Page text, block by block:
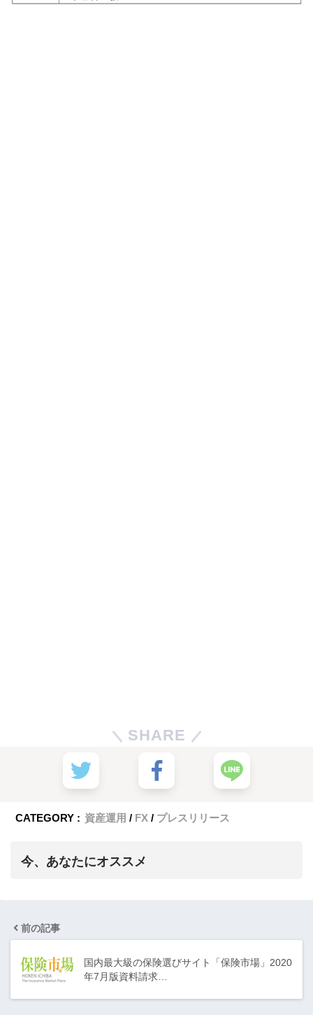
SHARE
CATEGORY : 資産運用 FX プレスリリース
今、あなたにオススメ
前の記事
国内最大級の保険選びサイト「保険市場」2020
年7月版資料請求…